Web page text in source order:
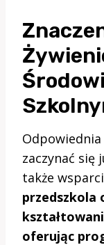
zaczynać się
także
przedszkola
oferując